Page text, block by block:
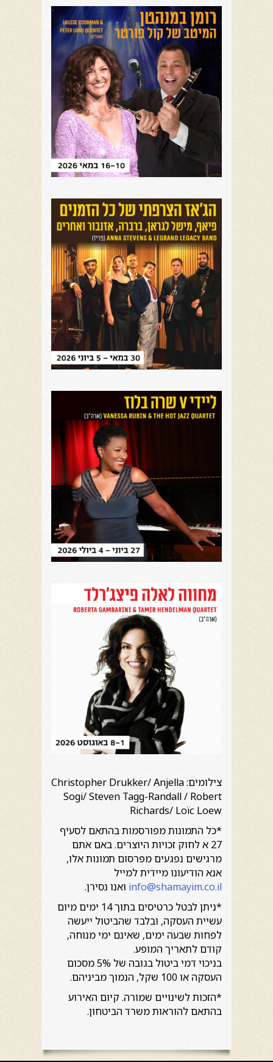
צילומים: Christopher Drukker/ Anjella
Sogi/ Steven Tagg-Randall / Robert
Richards/ Loïc Loew
*כל התמונות מפורסמות בהתאם לסעיף
27 א לחוק זכויות היוצרים. באם אתם
מרגישים נפגעים מפרסום תמונות אלו,
אנא הודיעונו מיידית למייל
info@shamayim.co.il ואנו נסירן.
*ניתן לבטל כרטיסים בתוך 14 ימים מיום
עשיית העסקה, ובלבד שהביטול ייעשה
לפחות שבעה ימים, שאינם ימי מנוחה,
קודם לתאריך המופע.
בניכוי דמי ביטול בגובה של 5% מסכום
העסקה או 100 שקל, הנמוך מביניהם.
*הזכות לשינויים שמורה. קיום האירוע
בהתאם להוראות משרד הביטחון.